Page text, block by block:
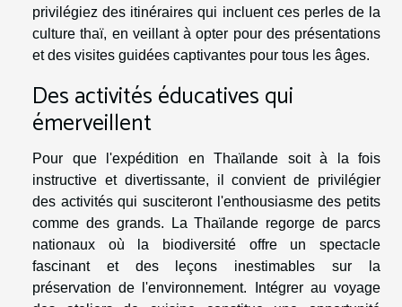
privilégiez des itinéraires qui incluent ces perles de la
culture thaï, en veillant à opter pour des présentations
et des visites guidées captivantes pour tous les âges.
Des activités éducatives qui
émerveillent
Pour que l'expédition en Thaïlande soit à la fois
instructive et divertissante, il convient de privilégier
des activités qui susciteront l'enthousiasme des petits
comme des grands. La Thaïlande regorge de parcs
nationaux où la biodiversité offre un spectacle
fascinant et des leçons inestimables sur la
préservation de l'environnement. Intégrer au voyage